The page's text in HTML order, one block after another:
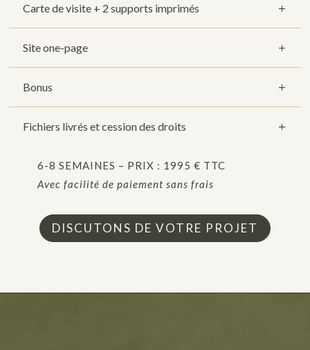
Carte de visite + 2 supports imprimés
Site one-page
Bonus
Fichiers livrés et cession des droits
6-8 SEMAINES – PRIX : 1995 € TTC
Avec facilité de paiement sans frais
DISCUTONS DE VOTRE PROJET